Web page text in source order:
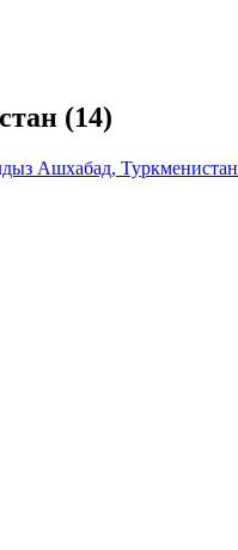
(14)
Ашхабад, Туркменистан